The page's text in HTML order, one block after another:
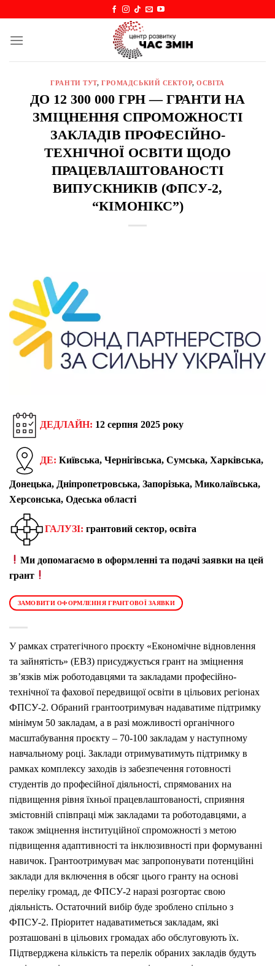
content
ГРАНТИ ТУТ,ГРОМАДСЬКИЙ СЕКТОР,ОСВІТА
ДО 12 300 000 ГРН — ГРАНТИ НА
ЗМІЦНЕННЯ СПРОМОЖНОСТІ
ЗАКЛАДІВ ПРОФЕСІЙНО-
ТЕХНІЧНОЇ ОСВІТИ ЩОДО
ПРАЦЕВЛАШТОВАНОСТІ
ВИПУСКНИКІВ (ФПСУ-2,
“КІМОНІКС”)
ДЕДЛАЙН: 12 серпня 2025 року
ДЕ: Київська, Чернігівська, Сумська, Харківська,
Донецька, Дніпропетровська, Запорізька, Миколаївська,
Херсонська, Одеська області
ГАЛУЗІ: грантовий сектор, освіта
Ми допомагаємо в оформленні та подачі заявки на цей
грант
ЗАМОВИТИ ОФОРМЛЕННЯ ГРАНТОВОЇ ЗАЯВКИ
У рамках стратегічного проєкту «Економічне відновлення
та зайнятість» (ЕВЗ) присуджується грант на зміцнення
зв’язків між роботодавцями та закладами професійно-
технічної та фахової передвищої освіти в цільових регіонах
ФПСУ-2. Обраний грантоотримувач надаватиме підтримку
мінімум 50 закладам, а в разі можливості органічного
масштабування проєкту – 70-100 закладам у наступному
навчальному році. Заклади отримуватимуть підтримку в
рамках комплексу заходів із забезпечення готовності
студентів до професійної діяльності, спрямованих на
підвищення рівня їхньої працевлаштованості, сприяння
змістовній співпраці між закладами та роботодавцями, а
також зміцнення інституційної спроможності з метою
підвищення адаптивності та інклюзивності при формуванні
навичок. Грантоотримувач має запропонувати потенційні
заклади для включення в обсяг цього гранту на основі
переліку громад, де ФПСУ-2 наразі розгортає свою
діяльність. Остаточний вибір буде зроблено спільно з
ФПСУ-2. Пріоритет надаватиметься закладам, які
розташовані в цільових громадах або обслуговують їх.
Підтверджена кількість та перелік обраних закладів будуть